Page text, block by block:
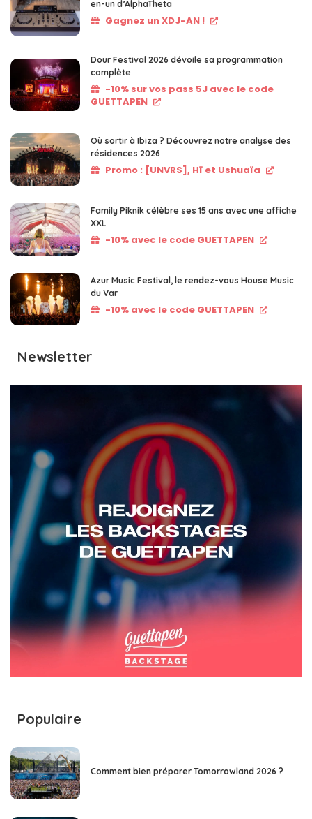
en-un d’AlphaTheta
Gagnez un XDJ-AN !
Dour Festival 2026 dévoile sa programmation
complète
-10% sur vos pass 5J avec le code
GUETTAPEN
Où sortir à Ibiza ? Découvrez notre analyse des
résidences 2026
Promo : [UNVRS], Hï et Ushuaïa
Family Piknik célèbre ses 15 ans avec une affiche
XXL
-10% avec le code GUETTAPEN
Azur Music Festival, le rendez-vous House Music
du Var
-10% avec le code GUETTAPEN
Newsletter
Populaire
Comment bien préparer Tomorrowland 2026 ?